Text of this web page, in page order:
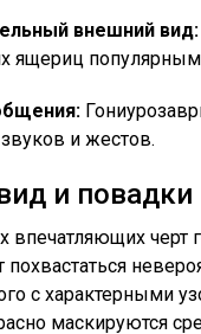
внешний вид:
ящериц
и жестов.
и повадки
впечатляющих черт
с характерными
маскируются